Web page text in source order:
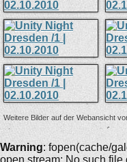
Weitere Bilder auf der Webansicht
Warning: fopen(cache/
open stream: No such file